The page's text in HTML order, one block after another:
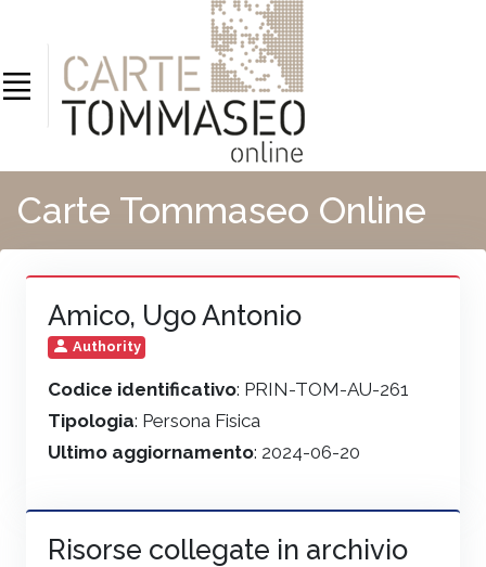
Carte Tommaseo Online
Amico, Ugo Antonio
Authority
Codice identificativo: PRIN-TOM-AU-261
Tipologia: Persona Fisica
Ultimo aggiornamento: 2024-06-20
Risorse collegate in archivio